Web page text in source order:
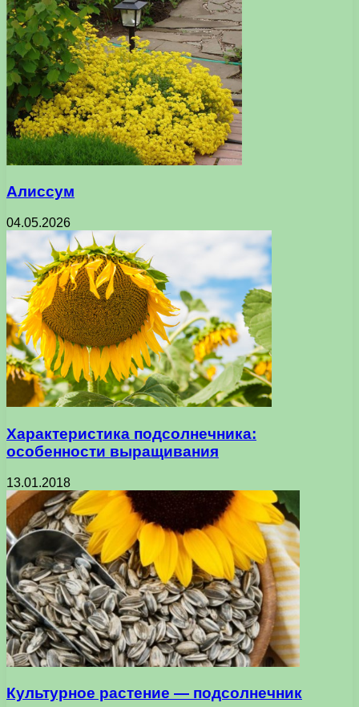
Алиссум
04.05.2026
Характеристика подсолнечника:
особенности выращивания
13.01.2018
Культурное растение — подсолнечник